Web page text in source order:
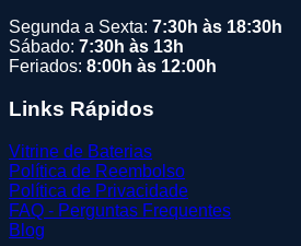
Segunda a Sexta: 7:30h às 18:30h
Sábado: 7:30h às 13h
Feriados: 8:00h às 12:00h
Links Rápidos
Vitrine de Baterias
Política de Reembolso
Política de Privacidade
FAQ - Perguntas Frequentes
Blog